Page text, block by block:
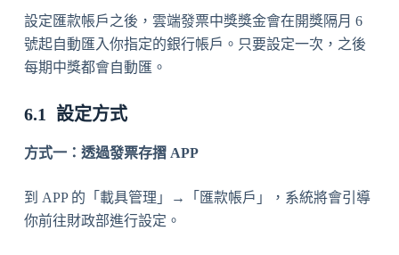
設定匯款帳戶之後，雲端發票中獎獎金會在開獎隔月 6
號起自動匯入你指定的銀行帳戶。只要設定一次，之後
每期中獎都會自動匯。
設定方式
方式一：透過發票存摺 APP
到 APP 的「載具管理」→「匯款帳戶」，系統將會引導
你前往財政部進行設定。